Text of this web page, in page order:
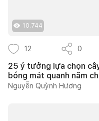
10.744
12 0
25 ý tưởng lựa chọn
bóng mát quanh năm
Nguyễn Quỳnh Hương